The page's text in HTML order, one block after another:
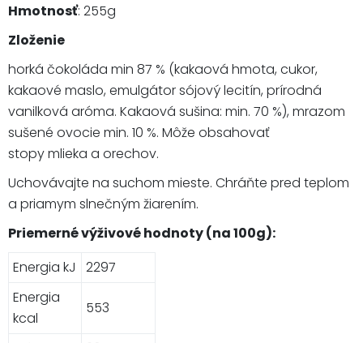
Hmotnosť: 255g
Zloženie
horká čokoláda min 87 % (kakaová hmota, cukor,
kakaové maslo, emulgátor sójový lecitín, prírodná
vanilková aróma. Kakaová sušina: min. 70 %), mrazom
sušené ovocie min. 10 %. Môže obsahovať
stopy mlieka a orechov.
Uchovávajte na suchom mieste. Chráňte pred teplom
a priamym slnečným žiarením.
Priemerné výživové hodnoty (na 100g):
Energia kJ
2297
Energia
kcal
553